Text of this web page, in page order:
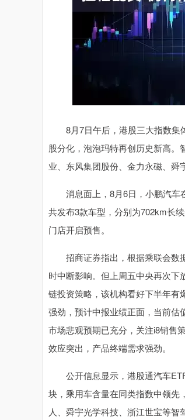
8月7日午后，港股三大指数集
股分化，泡泡玛特再创历史新高
业、东风集团股份、金力永磁、舜
消息面上，8月6日，小鹏汽车
共发布3款车型，分别为702km长
门店开启预售。
招商证券指出，根据乘联会数
时中断影响。但上周五中央再次下
链投资策略，该机构看好下半年有
强劲，预计中报业绩正面，当前估
市场悲观预期已充分，关注i8销售
效应突出，产品终端需求强劲。
公开信息显示，港股通汽车ETF
块，乘用车含量在同类指数中领先
人、舜宇光学科技、浙江世宝等